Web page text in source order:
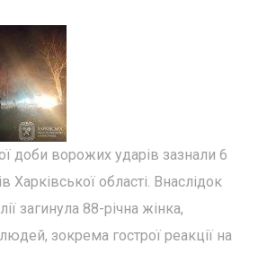
доби ворожих ударів зазнали 6
Харківської області. Внаслідок
загинула 88-річна жінка,
зокрема гострої реакції на